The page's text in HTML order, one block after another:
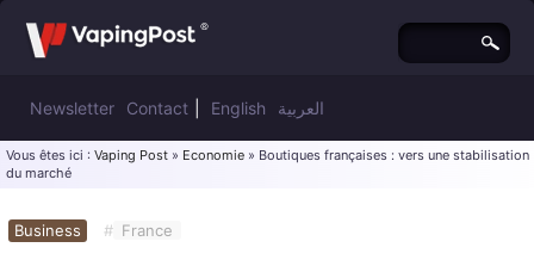
Newsletter Contact English العربية
Vous êtes ici : Vaping Post » Economie » Boutiques françaises : vers une stabilisation
du marché
Business # France